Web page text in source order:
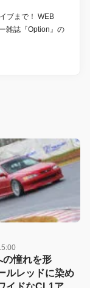
ブまで！ WEB
雑誌『Option』の
の憧れを形
ルレッドに染め